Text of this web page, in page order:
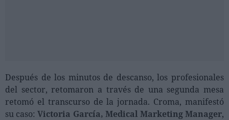
Después de los minutos de descanso, los profesionales
del sector, retomaron a través de una segunda mesa
retomó el transcurso de la jornada. Croma, manifestó
su caso:Victoria García, Medical Marketing Manager,